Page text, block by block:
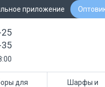
приложение
для
Шарфы и